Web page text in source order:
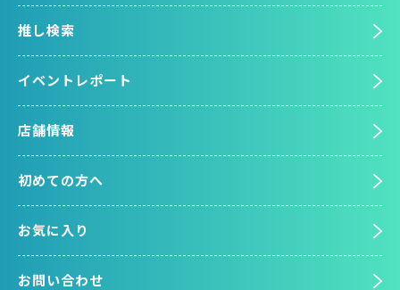
推し検索
イベントレポート
店舗情報
初めての方へ
お気に入り
お問い合わせ